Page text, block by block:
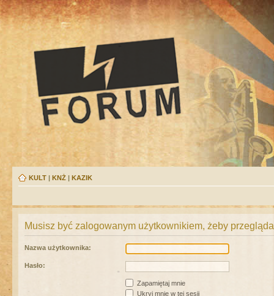
KULT | KNŻ | KAZIK
Musisz być zalogowanym użytkownikiem, żeby
Nazwa użytkownika:
Hasło:
Zapamiętaj mnie
Ukryj mnie w tej sesji